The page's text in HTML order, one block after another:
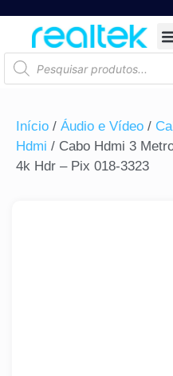
Início / Áudio e Vídeo /
Hdmi / Cabo Hdmi 3
4k Hdr – Pix 018-3323